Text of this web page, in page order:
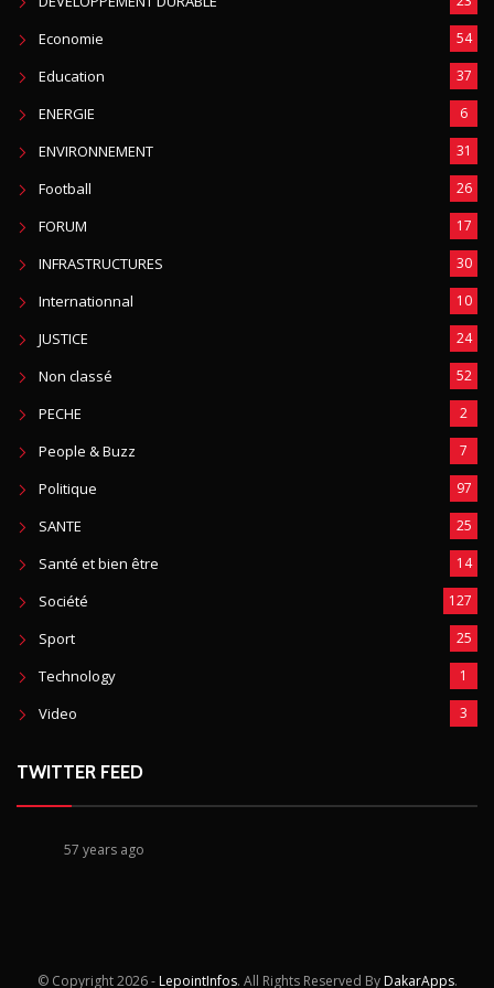
Economie 54
Education 37
ENERGIE 6
ENVIRONNEMENT 31
Football 26
FORUM 17
INFRASTRUCTURES 30
Internationnal 10
JUSTICE 24
Non classé 52
PECHE 2
People & Buzz 7
Politique 97
SANTE 25
Santé et bien être 14
Société 127
Sport 25
Technology 1
Video 3
TWITTER FEED
57 years ago
© Copyright2026 - LepointInfos. All Rights Reserved By DakarApps.